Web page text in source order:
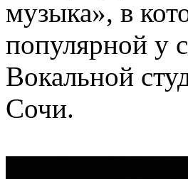
музыка», в
популярной у
Вокальной
Сочи.